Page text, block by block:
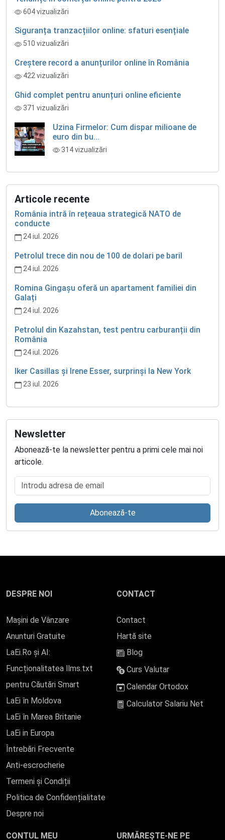
604 vizualizări
Siguranța tranzacțiilor online: sfaturi esențiale
510 vizualizări
Creștere record a anunțurilor online în România
422 vizualizări
Ghid complet pentru anunțuri online eficiente
371 vizualizări
Uzina Firmelor: Cum dispar milioane de
euro din bu...
314 vizualizări
Articole recente
România intră în rețeaua strategică NATO de
conducte
24 iul. 2026
Petrolul trece din nou de 100 de dolari pe baril
24 iul. 2026
Romina Gingașu oferă un apartament familiei din
Galați
24 iul. 2026
Petrolul din Kazahstan, test pentru carburanții din
România
24 iul. 2026
Iker Casillas și Irene Esser, surprinși la New York
23 iul. 2026
Newsletter
Abonează-te la newsletter pentru a primi cele mai noi
articole.
Introdu adresa de email
Abonează-te
DESPRE NOI
Mașini de Vânzare
Anunturi Gratuite
LaEi.Ro și AI:
Funcționalitatea llms.txt
pentru Căutări Smart
LaEi în Moldova
LaEi în Marea Britanie
LaEi in Europa
Întrebări Frecvente
Anti-escrocherie
Termeni și Condiții
Politica de Confidențialitate
Despre noi
CONTACT
Contact
Hartă site
Blog
Curs Valutar
Calendar Ortodox
Calculator Salariu Net
CONTUL MEU URMĂREȘTE-NE PE